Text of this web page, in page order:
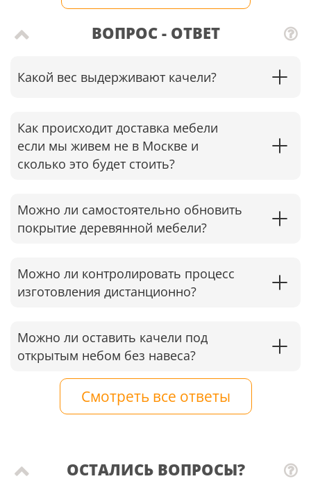
ВОПРОС - ОТВЕТ
Какой вес выдерживают качели?
Как происходит доставка мебели
если мы живем не в Москве и
сколько это будет стоить?
Можно ли самостоятельно обновить
покрытие деревянной мебели?
Можно ли контролировать процесс
изготовления дистанционно?
Можно ли оставить качели под
открытым небом без навеса?
Смотреть все ответы
ОСТАЛИСЬ ВОПРОСЫ?